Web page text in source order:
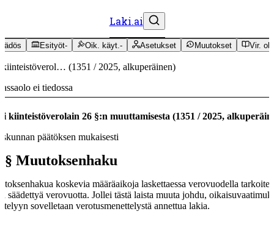
Laki.ai
Esityöt- Oik. käyt.- Asetukset Muutokset Vir.
(1351 / 2025, alkuperäinen)
ei tiedossa
kiinteistöverolain 26 §:n muuttamisesta (1351 /2025,
päätöksen mukaisesti
§ Muutoksenhaku
koskevia määräaikoja laskettaessa verovuodella
säädettyä verovuotta. Jollei tästä laista muuta johdu,
sovelletaan verotusmenettelystä annettua lakia.